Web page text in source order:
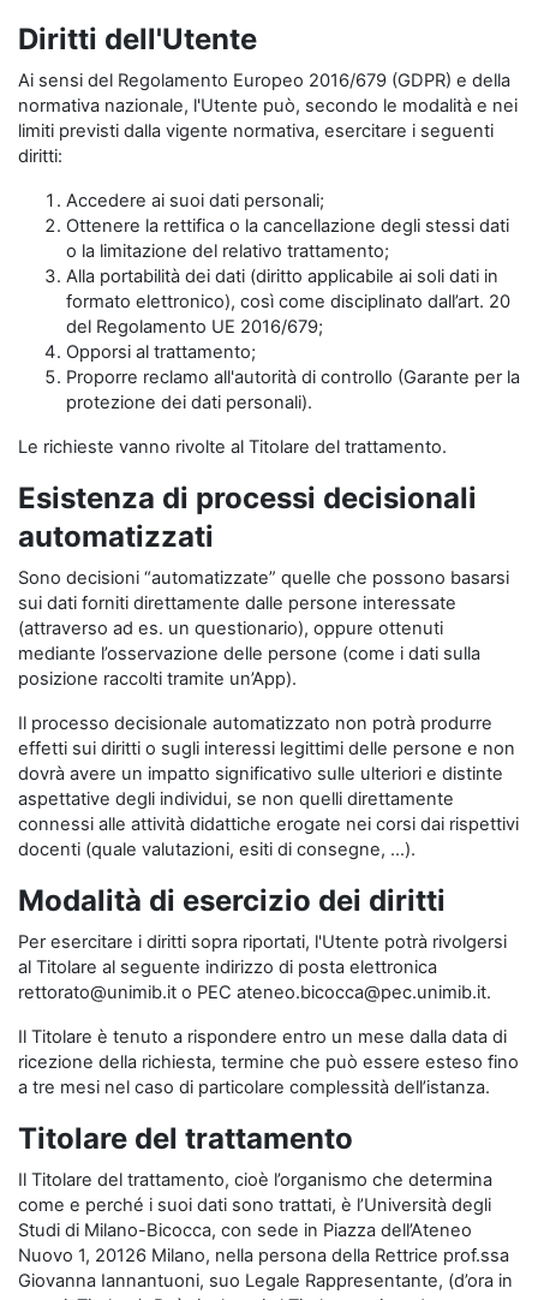
Diritti dell'Utente
Ai sensi del Regolamento Europeo 2016/679 (GDPR) e della
normativa nazionale, l'Utente può, secondo le modalità e nei
limiti previsti dalla vigente normativa, esercitare i seguenti
diritti:
Accedere ai suoi dati personali;
Ottenere la rettifica o la cancellazione degli stessi dati
o la limitazione del relativo trattamento;
Alla portabilità dei dati (diritto applicabile ai soli dati in
formato elettronico), così come disciplinato dall’art. 20
del Regolamento UE 2016/679;
Opporsi al trattamento;
Proporre reclamo all'autorità di controllo (Garante per la
protezione dei dati personali).
Le richieste vanno rivolte al Titolare del trattamento.
Esistenza di processi decisionali
automatizzati
Sono decisioni “automatizzate” quelle che possono basarsi
sui dati forniti direttamente dalle persone interessate
(attraverso ad es. un questionario), oppure ottenuti
mediante l’osservazione delle persone (come i dati sulla
posizione raccolti tramite un’App).
Il processo decisionale automatizzato non potrà produrre
effetti sui diritti o sugli interessi legittimi delle persone e non
dovrà avere un impatto significativo sulle ulteriori e distinte
aspettative degli individui, se non quelli direttamente
connessi alle attività didattiche erogate nei corsi dai rispettivi
docenti (quale valutazioni, esiti di consegne, …).
Modalità di esercizio dei diritti
Per esercitare i diritti sopra riportati, l'Utente potrà rivolgersi
al Titolare al seguente indirizzo di posta elettronica
rettorato@unimib.it o PEC ateneo.bicocca@pec.unimib.it.
Il Titolare è tenuto a rispondere entro un mese dalla data di
ricezione della richiesta, termine che può essere esteso fino
a tre mesi nel caso di particolare complessità dell’istanza.
Titolare del trattamento
Il Titolare del trattamento, cioè l’organismo che determina
come e perché i suoi dati sono trattati, è l’Università degli
Studi di Milano-Bicocca, con sede in Piazza dell’Ateneo
Nuovo 1, 20126 Milano, nella persona della Rettrice prof.ssa
Giovanna Iannantuoni, suo Legale Rappresentante, (d’ora in